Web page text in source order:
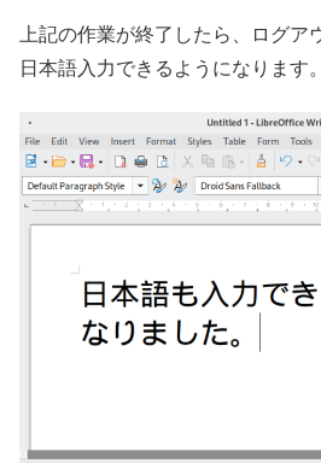
上記の作業が終了したら、ログア
日本語入力できるようになります。